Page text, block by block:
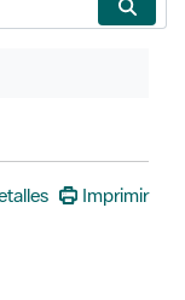
Imprimir